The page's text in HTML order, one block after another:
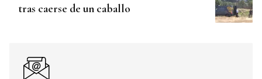
tras caerse de un caballo